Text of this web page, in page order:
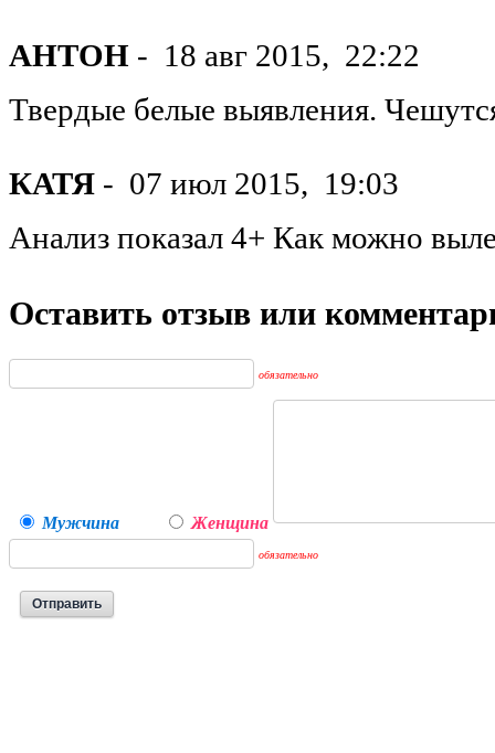
АНТОН - 18 авг 2015, 22:22
Твердые белые выявления.
КАТЯ - 07 июл 2015, 19:03
Анализ показал 4+ Как можно
Оставить отзыв или
обязательно
Мужчина Женщина
обязательно